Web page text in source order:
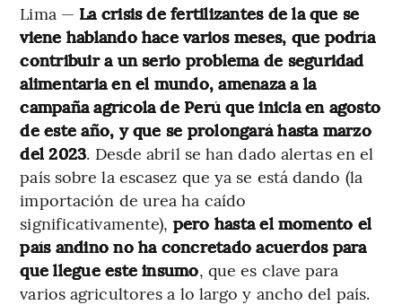
Lima — La crisis de fertilizantes de la que se
viene hablando hace varios meses, que podría
contribuir a un serio problema de seguridad
alimentaria en el mundo, amenaza a la
campaña agrícola de Perú que inicia en agosto
de este año, y que se prolongará hasta marzo
del 2023. Desde abril se han dado alertas en el
país sobre la escasez que ya se está dando (la
importación de urea ha caído
significativamente), pero hasta el momento el
país andino no ha concretado acuerdos para
que llegue este insumo, que es clave para
varios agricultores a lo largo y ancho del país.